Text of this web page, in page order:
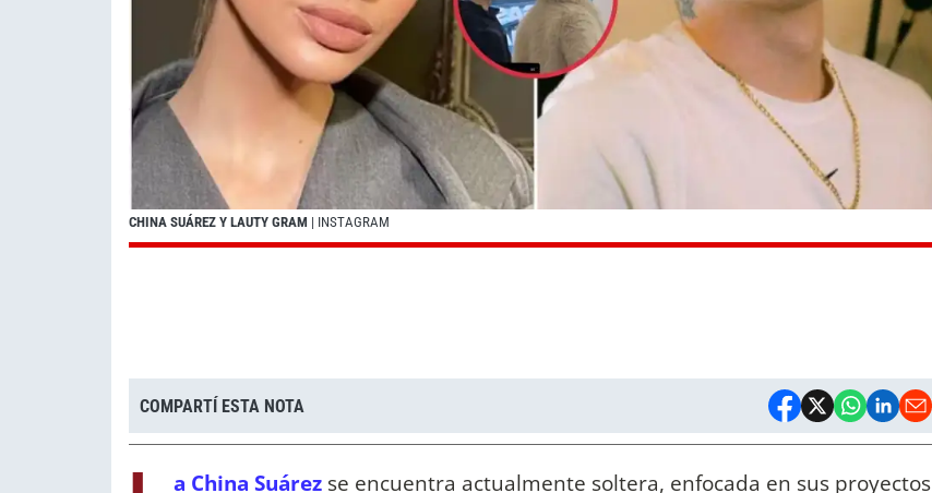
CHINA SUÁREZ Y LAUTY GRAM | INSTAGRAM
COMPARTÍ ESTA NOTA
a China Suárez se encuentra actualmente soltera, enfocada en sus proyectos